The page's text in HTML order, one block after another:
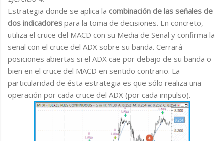
Estrategia donde se aplica la combinación de las señales de
dos indicadores para la toma de decisiones. En concreto,
utiliza el cruce del MACD con su Media de Señal y confirma la
señal con el cruce del ADX sobre su banda. Cerrará
posiciones abiertas si el ADX cae por debajo de su banda o
bien en el cruce del MACD en sentido contrario. La
particularidad de ésta estrategia es que sólo realiza una
operación por cada cruce del ADX (por cada impulso).